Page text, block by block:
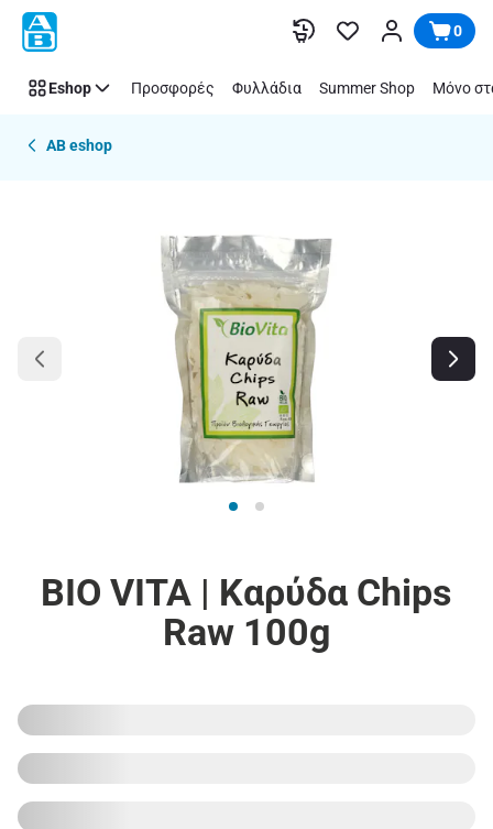
Παράλειψη 0
Eshop Προσφορές Φυλλάδια Summer Shop Μόνο
AB eshop
BIO VITA | Καρύδα Chips
Raw 100g